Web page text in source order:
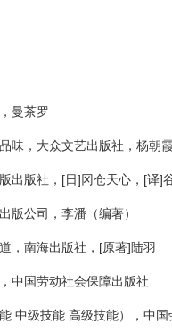
曼茶罗
味，大众文艺出版社，杨朝霞
出版社，[日]冈仓天心，[译]
版公司，李潘（编著）
，南海出版社，[原著]陆羽
中国劳动社会保障出版社
中级技能 高级技能），中